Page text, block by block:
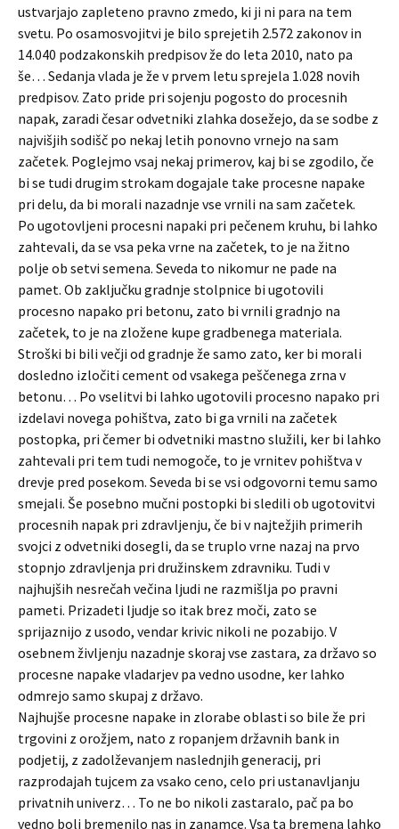
ustvarjajo zapleteno pravno zmedo, ki ji ni para na tem
svetu. Po osamosvojitvi je bilo sprejetih 2.572 zakonov in
14.040 podzakonskih predpisov že do leta 2010, nato pa
še… Sedanja vlada je že v prvem letu sprejela 1.028 novih
predpisov. Zato pride pri sojenju pogosto do procesnih
napak, zaradi česar odvetniki zlahka dosežejo, da se sodbe z
najvišjih sodišč po nekaj letih ponovno vrnejo na sam
začetek. Poglejmo vsaj nekaj primerov, kaj bi se zgodilo, če
bi se tudi drugim strokam dogajale take procesne napake
pri delu, da bi morali nazadnje vse vrnili na sam začetek.
Po ugotovljeni procesni napaki pri pečenem kruhu, bi lahko
zahtevali, da se vsa peka vrne na začetek, to je na žitno
polje ob setvi semena. Seveda to nikomur ne pade na
pamet. Ob zaključku gradnje stolpnice bi ugotovili
procesno napako pri betonu, zato bi vrnili gradnjo na
začetek, to je na zložene kupe gradbenega materiala.
Stroški bi bili večji od gradnje že samo zato, ker bi morali
dosledno izločiti cement od vsakega peščenega zrna v
betonu… Po vselitvi bi lahko ugotovili procesno napako pri
izdelavi novega pohištva, zato bi ga vrnili na začetek
postopka, pri čemer bi odvetniki mastno služili, ker bi lahko
zahtevali pri tem tudi nemogoče, to je vrnitev pohištva v
drevje pred posekom. Seveda bi se vsi odgovorni temu samo
smejali. Še posebno mučni postopki bi sledili ob ugotovitvi
procesnih napak pri zdravljenju, če bi v najtežjih primerih
svojci z odvetniki dosegli, da se truplo vrne nazaj na prvo
stopnjo zdravljenja pri družinskem zdravniku. Tudi v
najhujših nesrečah večina ljudi ne razmišlja po pravni
pameti. Prizadeti ljudje so itak brez moči, zato se
sprijaznijo z usodo, vendar krivic nikoli ne pozabijo. V
osebnem življenju nazadnje skoraj vse zastara, za državo so
procesne napake vladarjev pa vedno usodne, ker lahko
odmrejo samo skupaj z državo.
Najhujše procesne napake in zlorabe oblasti so bile že pri
trgovini z orožjem, nato z ropanjem državnih bank in
podjetij, z zadolževanjem naslednjih generacij, pri
razprodajah tujcem za vsako ceno, celo pri ustanavljanju
privatnih univerz… To ne bo nikoli zastaralo, pač pa bo
vedno bolj bremenilo nas in zanamce. Vsa ta bremena lahko